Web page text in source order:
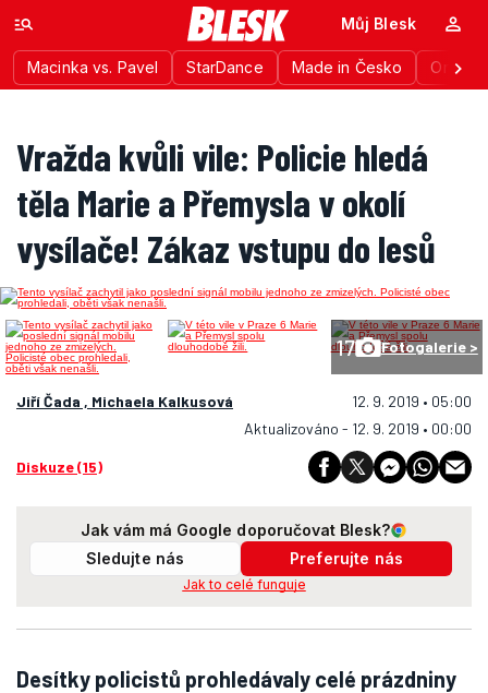
Macinka vs. Pavel StarDance Made in Česko
Můj Blesk
Vražda kvůli vile: Policie hledá
těla Marie a Přemysla v okolí
vysílače! Zákaz vstupu do lesů
17 Fotogalerie >
Jiří Čada , Michaela Kalkusová
12. 9. 2019 • 05:00
Aktualizováno - 12. 9. 2019 • 00:00
Diskuze (15)
Jak vám má Google doporučovat Blesk?
Sledujte nás
Preferujte nás
Jak to celé funguje
Desítky policistů prohledávaly celé prázdniny